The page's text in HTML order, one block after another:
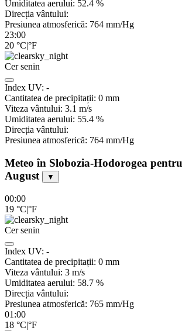
Umiditatea aerului: 52.4 %
Direcția vântului:
Presiunea atmosferică: 764 mm/Hg
23:00
20 °C|°F
Cer senin
Index UV: -
Cantitatea de precipitații: 0 mm
Viteza vântului: 3.1 m/s
Umiditatea aerului: 55.4 %
Direcția vântului:
Presiunea atmosferică: 764 mm/Hg
Meteo în Slobozia-Hodorogea
August
▼
00:00
19 °C|°F
Cer senin
Index UV: -
Cantitatea de precipitații: 0 mm
Viteza vântului: 3 m/s
Umiditatea aerului: 58.7 %
Direcția vântului:
Presiunea atmosferică: 765 mm/Hg
01:00
18 °C|°F